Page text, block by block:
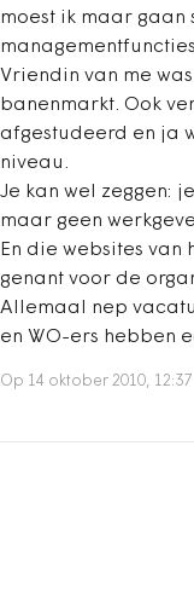
moest ik maar
Vriendin van me
banenmarkt. Ook
afgestudeerd en ja
niveau.
Je kan wel zeggen:
maar geen
En die websites van
genant voor de
Allemaal nep
en WO-ers hebben
Op 14 oktober 2010, 12:37